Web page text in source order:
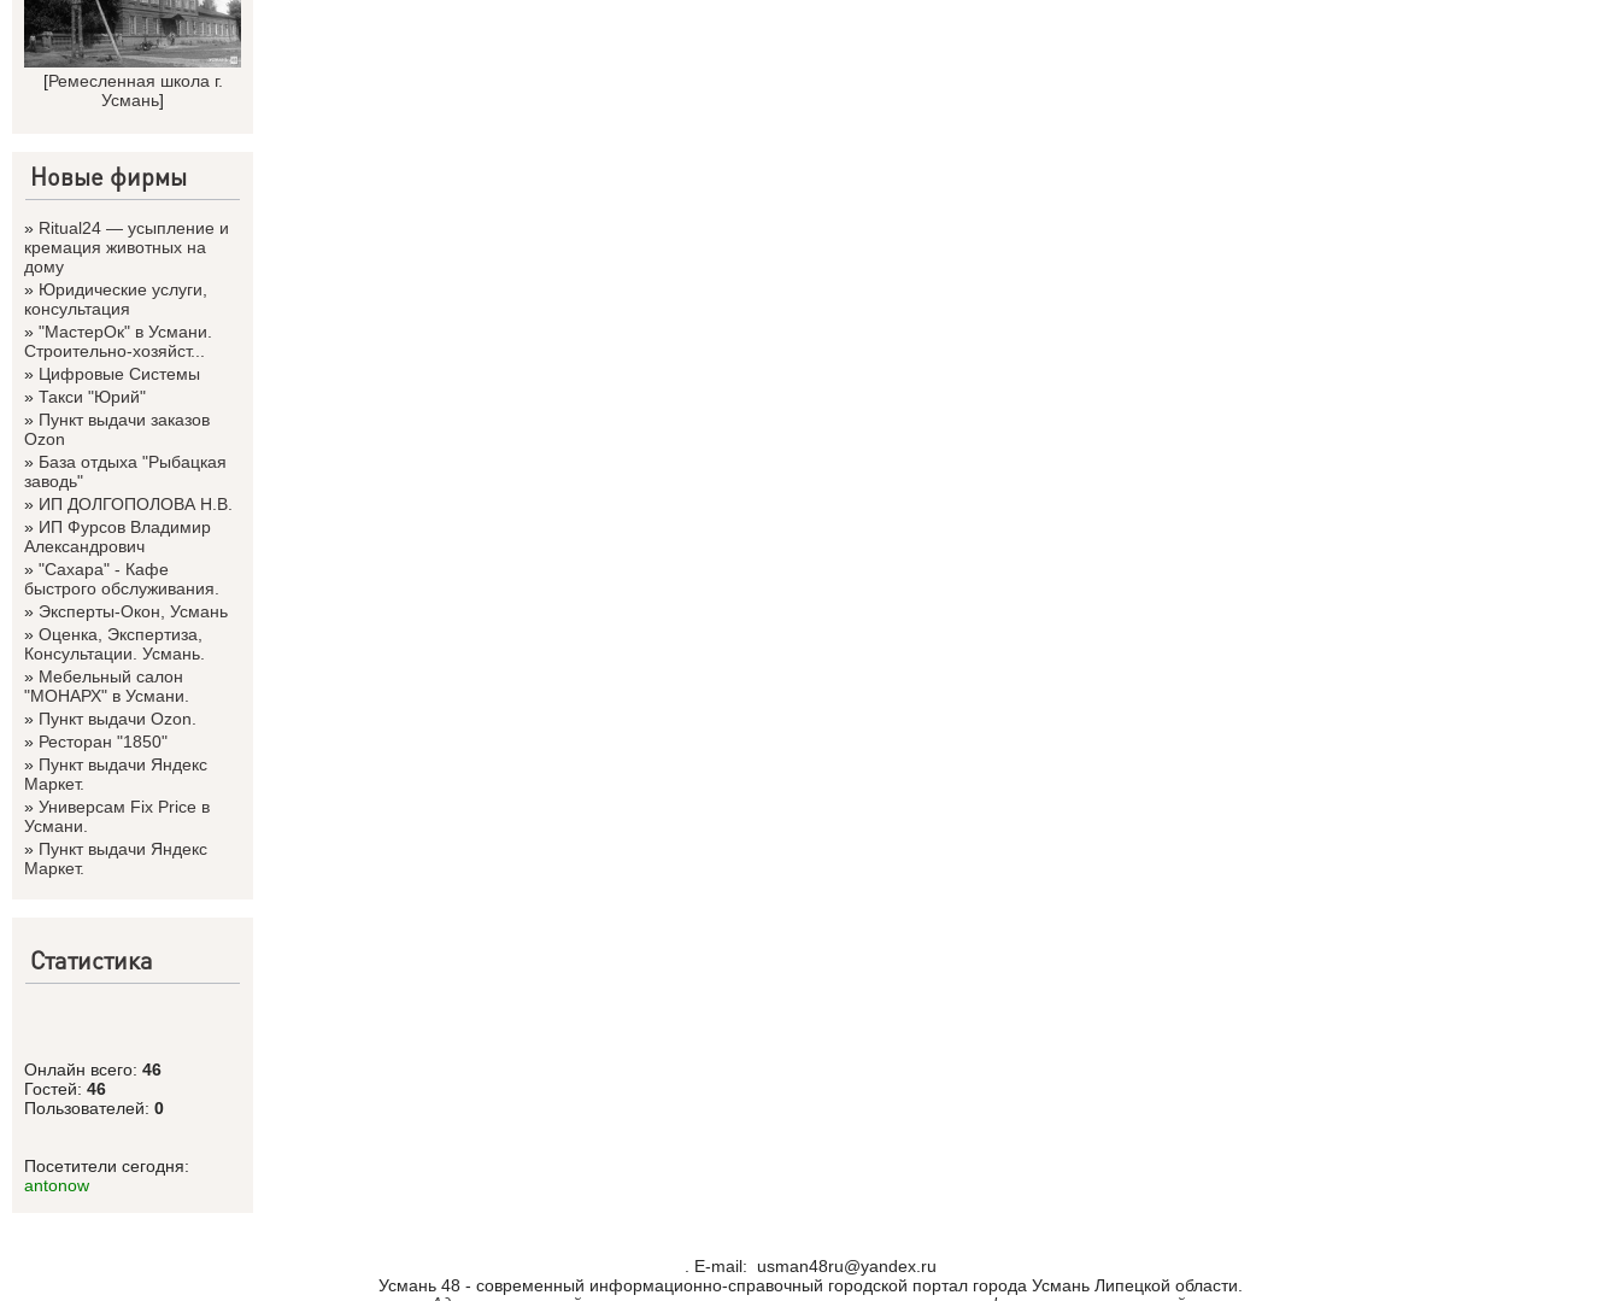
[Ремесленная школа г.
Усмань]
Новые фирмы
» Ritual24 — усыпление и
кремация животных на
дому
» Юридические услуги,
консультация
» "МастерОк" в Усмани.
Строительно-хозяйст...
» Цифровые Системы
» Такси "Юрий"
» Пункт выдачи заказов
Ozon
» База отдыха "Рыбацкая
заводь"
» ИП ДОЛГОПОЛОВА Н.В.
» ИП Фурсов Владимир
Александрович
» "Сахара" - Кафе
быстрого обслуживания.
» Эксперты-Окон, Усмань
» Оценка, Экспертиза,
Консультации. Усмань.
» Мебельный салон
"МОНАРХ" в Усмани.
» Пункт выдачи Ozon.
» Ресторан "1850"
» Пункт выдачи Яндекс
Маркет.
» Универсам Fix Price в
Усмани.
» Пункт выдачи Яндекс
Маркет.
Статистика
Онлайн всего: 46
Гостей: 46
Пользователей: 0
Посетители сегодня:
antonow
. Е-mail: usman48ru@yandex.ru
Усмань 48 - современный информационно-справочный городской портал города Усмань Липецкой области.